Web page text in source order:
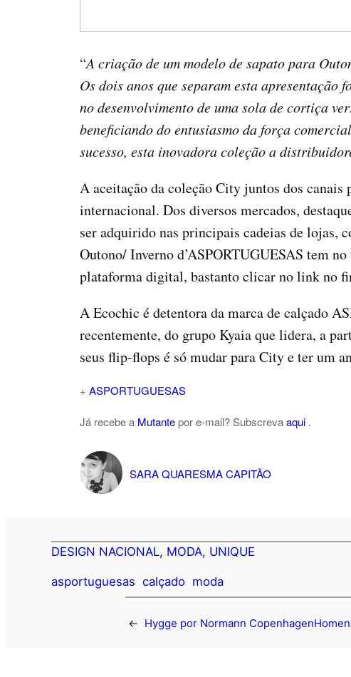
“A criação de um modelo de sapato para
Os dois anos que separam esta
no desenvolvimento de uma sola de cortiça
beneficiando do entusiasmo da força
sucesso, esta inovadora coleção a
A aceitação da coleção City juntos dos
internacional. Dos diversos mercados,
ser adquirido nas principais cadeias de lojas,
Outono/ Inverno d’ASPORTUGUESAS tem
plataforma digital, bastanto clicar no link no
A Ecochic é detentora da marca de calçado
recentemente, do grupo Kyaia que lidera, a
seus flip-flops é só mudar para City e ter um
+ ASPORTUGUESAS
Já recebe a Mutantepor e-mail? Subscrevaaqui .
SARA QUARESMA CAPITÃO
DESIGN NACIONAL, MODA, UNIQUE
asportuguesas calçado moda
← Hygge por Normann Copenhagen